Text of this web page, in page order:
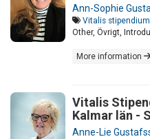
Ann-Sophie
Vitalis stipendium
Other, Övrigt,
More information
Vitalis
Kalmar län -
Anne-Lie